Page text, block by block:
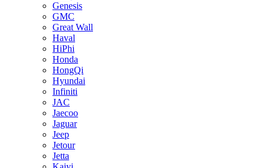
Genesis
GMC
Great Wall
Haval
HiPhi
Honda
HongQi
Hyundai
Infiniti
JAC
Jaecoo
Jaguar
Jeep
Jetour
Jetta